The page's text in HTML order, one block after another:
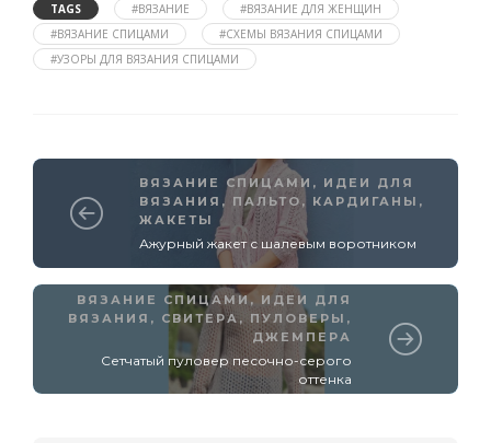
TAGS #ВЯЗАНИЕ
#ВЯЗАНИЕ ДЛЯ ЖЕНЩИН
#ВЯЗАНИЕ СПИЦАМИ
#СХЕМЫ ВЯЗАНИЯ СПИЦАМИ
#УЗОРЫ ДЛЯ ВЯЗАНИЯ СПИЦАМИ
ВЯЗАНИЕ СПИЦАМИ , ИДЕИ ДЛЯ
ВЯЗАНИЯ , ПАЛЬТО, КАРДИГАНЫ,
ЖАКЕТЫ
Ажурный жакет с шалевым воротником
ВЯЗАНИЕ СПИЦАМИ, ИДЕИ ДЛЯ
ВЯЗАНИЯ , СВИТЕРА, ПУЛОВЕРЫ,
ДЖЕМПЕРА
Сетчатый пуловер песочно-серого
оттенка